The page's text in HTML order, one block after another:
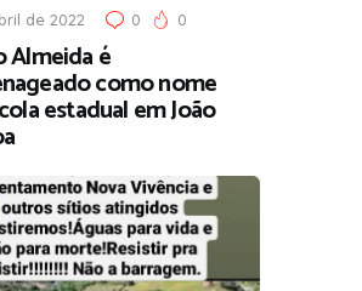
de 2022 0 0
Almeida é
como nome
estadual em João